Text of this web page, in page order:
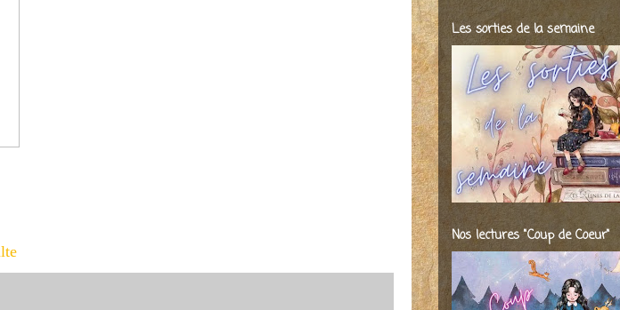
Les sorties de la semaine
Nos lectures "Coup de Coeur"